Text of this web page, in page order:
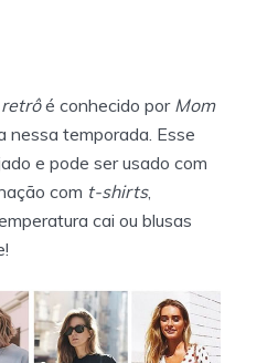
retrôé conhecido por Mom
nessa temporada. Esse
e pode ser usado com
com t-shirts,
cai ou blusas